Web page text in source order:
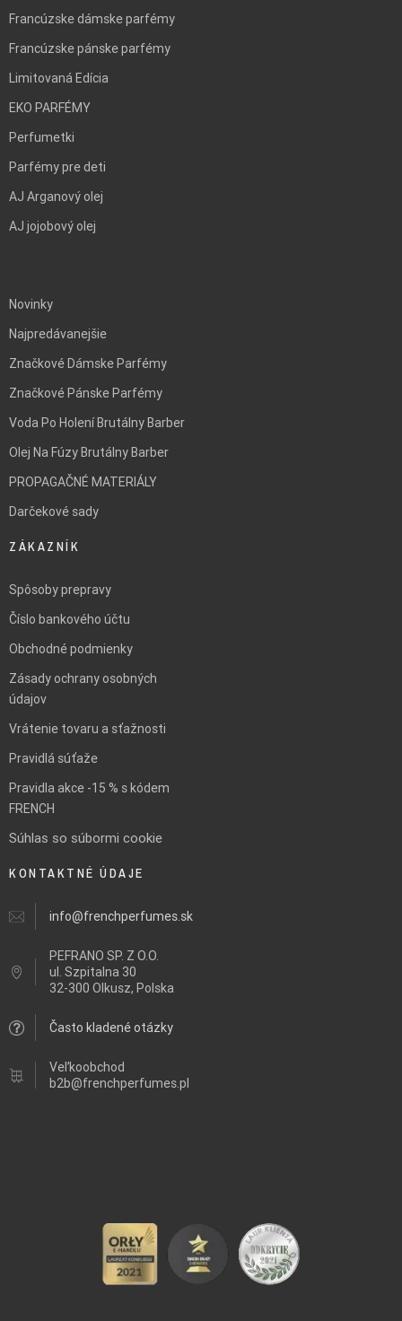
Francúzske dámske parfémy
Francúzske pánske parfémy
Limitovaná Edícia
EKO PARFÉMY
Perfumetki
Parfémy pre deti
AJ Arganový olej
AJ jojobový olej
Novinky
Najpredávanejšie
Značkové Dámske Parfémy
Značkové Pánske Parfémy
Voda Po Holení Brutálny Barber
Olej Na Fúzy Brutálny Barber
PROPAGAČNÉ MATERIÁLY
Darčekové sady
ZÁKAZNÍK
Spôsoby prepravy
Číslo bankového účtu
Obchodné podmienky
Zásady ochrany osobných
údajov
Vrátenie tovaru a sťažnosti
Pravidlá súťaže
Pravidla akce -15 % s kódem
FRENCH
Súhlas so súbormi cookie
KONTAKTNÉ ÚDAJE
info@frenchperfumes.sk
PEFRANO SP. Z O.O.
ul. Szpitalna 30
32-300 Olkusz, Polska
Často kladené otázky
Veľkoobchod
b2b@frenchperfumes.pl